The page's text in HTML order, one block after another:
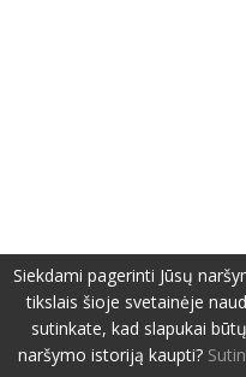
Siekdami pagerinti Jūsų
tikslais šioje svetainėje
sutinkate, kad slapukai
naršymo istoriją kaupti?